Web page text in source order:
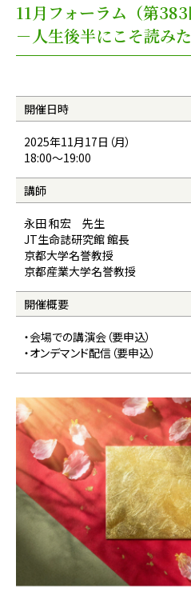
11月フォーラム（第
－人生後半にこそ読み
開催日時
2025年11月17日（月）
18:00〜19:00
講師
永田 和宏 先生
JT生命誌研究館 館長
京都大学名誉教授
京都産業大学名誉教授
開催概要
・会場での講演会（要申込）
・オンデマンド配信（要申込）